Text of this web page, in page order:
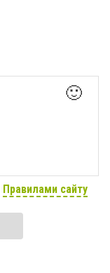
🙂
Правилами сайту